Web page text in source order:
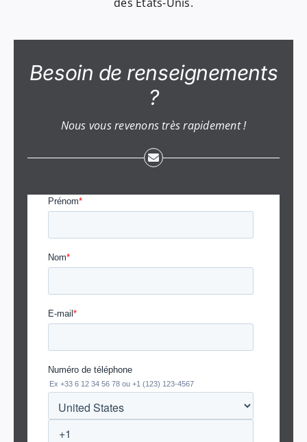
Besoin de renseignements
?
Nous vous revenons très rapidement !